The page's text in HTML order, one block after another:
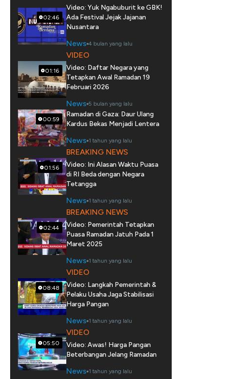
02:46
Video: Yuk Ngabuburit ke GBK!
Ada Festival Jejak Jajanan
Nusantara
News 4 bulan yang lalu
01:16
VIDEO
Video: Daftar Negara yang
Tetapkan Awal Ramadan 19
Februari 2026
News 5 bulan yang lalu
00:59
Ramadan di Gaza: Daur Ulang
Kardus Bekas Menjadi Lentera
News 1 tahun yang lalu
01:56
BREAKING NEWS
Video: Ini Alasan Waktu Puasa
di RI Beda dengan Negara
Tetangga
News 1 tahun yang lalu
02:44
BREAKING NEWS
Video: Pemerintah Tetapkan
Puasa Ramadan Jatuh Pada 1
Maret 2025
News 1 tahun yang lalu
08:48
VIDEO
Video: Langkah Pemerintah &
Pelaku Usaha Jaga Stabilisasi
Harga Pangan
News 1 tahun yang lalu
05:50
VIDEO
Video: Awas! Harga Pangan
Beterbangan Jelang Ramadan
News 1 tahun yang lalu